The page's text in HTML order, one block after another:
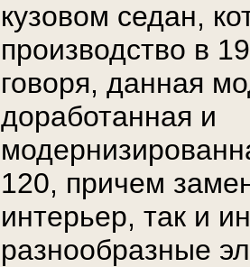
кузовом седан,
производство в
говоря, данная
доработанная и
120, причем
интерьер, так и
разнообразные